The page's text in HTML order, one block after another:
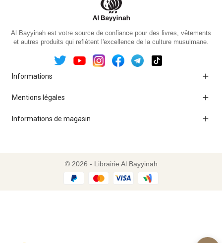
Al Bayyinah est votre source de confiance pour des livres, vêtements
et autres produits qui reflètent l'excellence de la culture musulmane.
Informations 
Mentions légales 
Informations de magasin 
© 2026 - Librairie Al Bayyinah